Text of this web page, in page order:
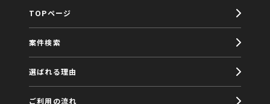
TOPページ
案件検索
選ばれる理由
ご利用の流れ